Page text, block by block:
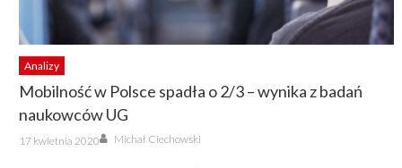
Analizy
Mobilność w Polsce spadła o 2/3 – wynika z badań
naukowców UG
Posted
on
17 kwietnia 2020 Author
Michał Ciechowski